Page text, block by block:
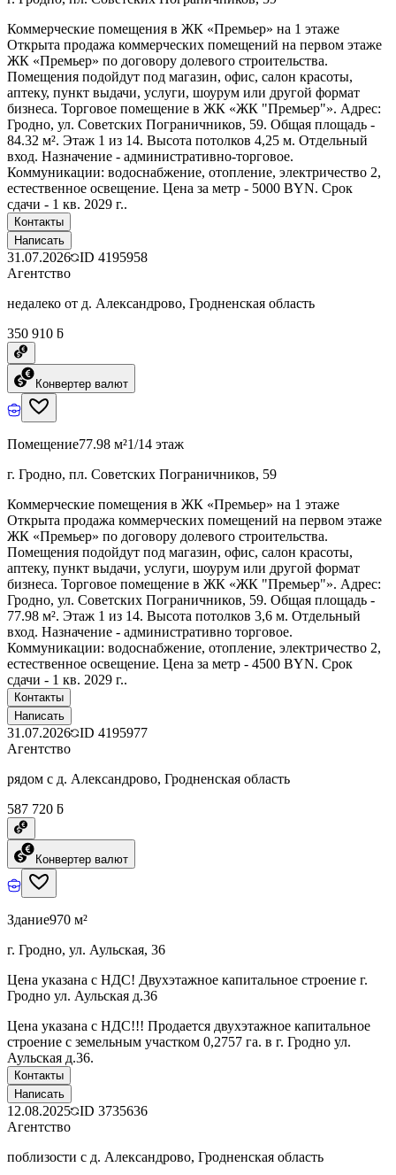
Коммерческие помещения в ЖК «Премьер» на 1 этаже
Открыта продажа коммерческих помещений на первом этаже
ЖК «Премьер» по договору долевого строительства.
Помещения подойдут под магазин, офис, салон красоты,
аптеку, пункт выдачи, услуги, шоурум или другой формат
бизнеса. Торговое помещение в ЖК «ЖК "Премьер"». Адрес:
Гродно, ул. Советских Пограничников, 59. Общая площадь -
84.32 м². Этаж 1 из 14. Высота потолков 4,25 м. Отдельный
вход. Назначение - административно-торговое.
Коммуникации: водоснабжение, отопление, электричество 2,
естественное освещение. Цена за метр - 5000 BYN. Срок
сдачи - 1 кв. 2029 г..
Контакты
Написать
31.07.2026 ID 4195958
Агентство
недалеко от д. Александрово, Гродненская область
350 910 ƃ
Конвертер валют
Помещение77.98 м²1/14 этаж
г. Гродно, пл. Советских Пограничников, 59
Коммерческие помещения в ЖК «Премьер» на 1 этаже
Открыта продажа коммерческих помещений на первом этаже
ЖК «Премьер» по договору долевого строительства.
Помещения подойдут под магазин, офис, салон красоты,
аптеку, пункт выдачи, услуги, шоурум или другой формат
бизнеса. Торговое помещение в ЖК «ЖК "Премьер"». Адрес:
Гродно, ул. Советских Пограничников, 59. Общая площадь -
77.98 м². Этаж 1 из 14. Высота потолков 3,6 м. Отдельный
вход. Назначение - административно торговое.
Коммуникации: водоснабжение, отопление, электричество 2,
естественное освещение. Цена за метр - 4500 BYN. Срок
сдачи - 1 кв. 2029 г..
Контакты
Написать
31.07.2026 ID 4195977
Агентство
рядом с д. Александрово, Гродненская область
587 720 ƃ
Конвертер валют
Здание970 м²
г. Гродно, ул. Аульская, 36
Цена указана с НДС! Двухэтажное капитальное строение г.
Гродно ул. Аульская д.36
Цена указана с НДС!!! Продается двухэтажное капитальное
строение с земельным участком 0,2757 га. в г. Гродно ул.
Аульская д.36.
Контакты
Написать
12.08.2025 ID 3735636
Агентство
поблизости с д. Александрово, Гродненская область